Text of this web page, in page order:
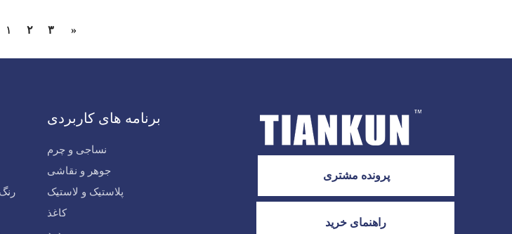
۱ ۲ ۳ »
برنامه های کاربردی
نساجی و چرم
جوهر و نقاشی
پلاستیک و لاستیک
کاغذ
پرونده مشتری
راهنمای خرید